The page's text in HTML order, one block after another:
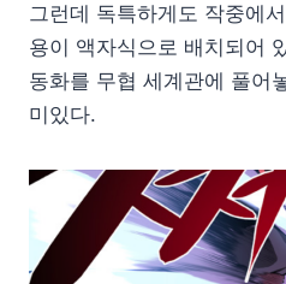
그런데 독특하게도 작중에
용이 액자식으로 배치되어
동화를 무협 세계관에 풀어
미있다.